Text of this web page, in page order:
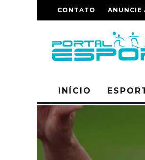
CONTATO ANUNCIE
INÍCIO